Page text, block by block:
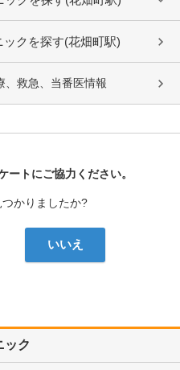
クを探す(花畑町駅)
、救急、当番医情報
ートにご協力ください。
かりましたか?
いいえ
ック